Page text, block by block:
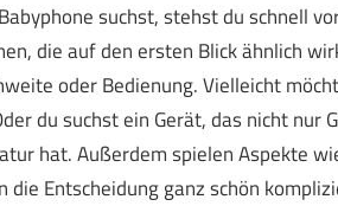
suchst, stehst du schnell
die auf den ersten Blick ähnlich
oder Bedienung. Vielleicht
du suchst ein Gerät, das nicht
hat. Außerdem spielen Aspekte
die Entscheidung ganz schön